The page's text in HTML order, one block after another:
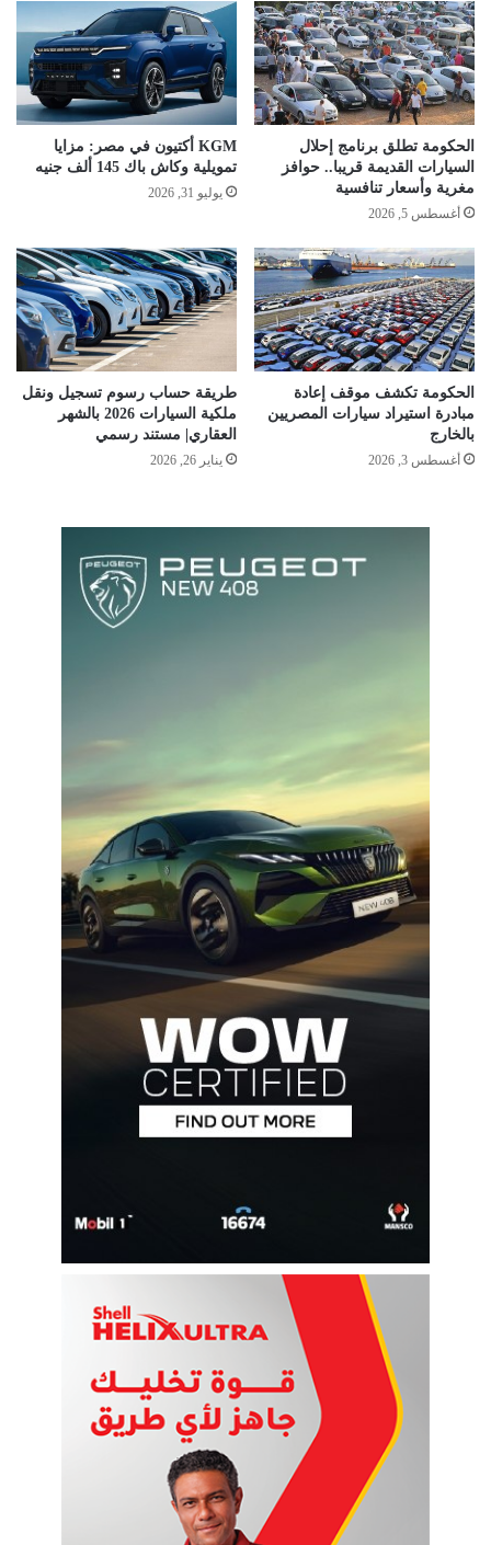
الحكومة تطلق برنامج إحلال
السيارات القديمة قريبا.. حوافز
مغرية وأسعار تنافسية
أغسطس 5, 2026
KGM أكتيون في مصر: مزايا
تمويلية وكاش باك 145 ألف جنيه
يوليو 31, 2026
الحكومة تكشف موقف إعادة
مبادرة استيراد سيارات المصريين
بالخارج
أغسطس 3, 2026
طريقة حساب رسوم تسجيل ونقل
ملكية السيارات 2026 بالشهر
العقاري| مستند رسمي
يناير 26, 2026